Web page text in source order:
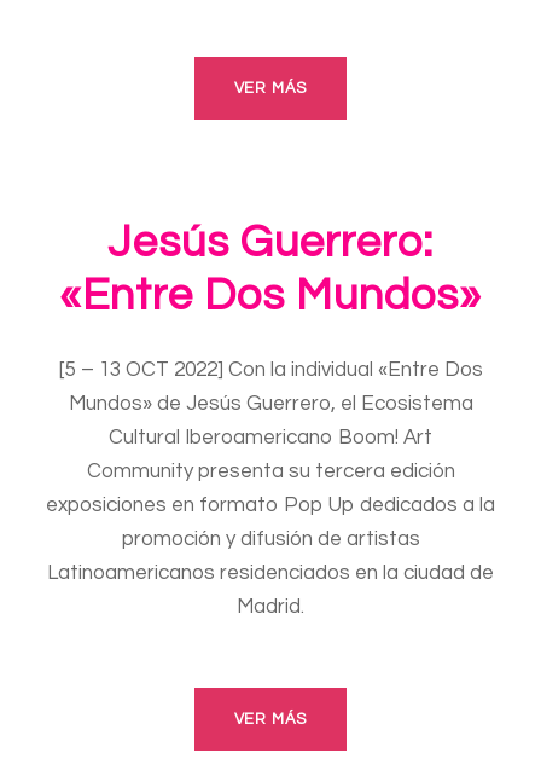
VER MÁS
Jesús Guerrero:
«Entre Dos Mundos»
[5 – 13 OCT 2022] Con la individual «Entre Dos
Mundos» de Jesús Guerrero, el Ecosistema
Cultural Iberoamericano Boom! Art
Community presenta su tercera edición
exposiciones en formato Pop Up dedicados a la
promoción y difusión de artistas
Latinoamericanos residenciados en la ciudad de
Madrid.
VER MÁS